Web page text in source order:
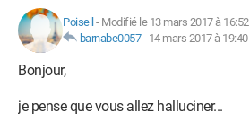
Poisell - Modifié le 13 mars 2017 à 16:52
barnabe0057- 14 mars 2017 à 19:40
Bonjour,
je pense que vous allez halluciner...